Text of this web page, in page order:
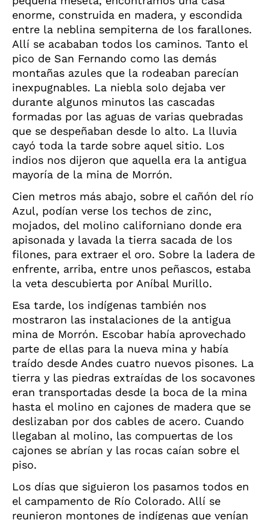
enorme, construida en madera, y escondida
entre la neblina sempiterna de los farallones.
Allí se acababan todos los caminos. Tanto el
pico de San Fernando como las demás
montañas azules que la rodeaban parecían
inexpugnables. La niebla solo dejaba ver
durante algunos minutos las cascadas
formadas por las aguas de varias quebradas
que se despeñaban desde lo alto. La lluvia
cayó toda la tarde sobre aquel sitio. Los
indios nos dijeron que aquella era la antigua
mayoría de la mina de Morrón.
Cien metros más abajo, sobre el cañón del río
Azul, podían verse los techos de zinc,
mojados, del molino californiano donde era
apisonada y lavada la tierra sacada de los
filones, para extraer el oro. Sobre la ladera de
enfrente, arriba, entre unos peñascos, estaba
la veta descubierta por Aníbal Murillo.
Esa tarde, los indígenas también nos
mostraron las instalaciones de la antigua
mina de Morrón. Escobar había aprovechado
parte de ellas para la nueva mina y había
traído desde Andes cuatro nuevos pisones. La
tierra y las piedras extraídas de los socavones
eran transportadas desde la boca de la mina
hasta el molino en cajones de madera que se
deslizaban por dos cables de acero. Cuando
llegaban al molino, las compuertas de los
cajones se abrían y las rocas caían sobre el
piso.
Los días que siguieron los pasamos todos en
el campamento de Río Colorado. Allí se
reunieron montones de indígenas que venían